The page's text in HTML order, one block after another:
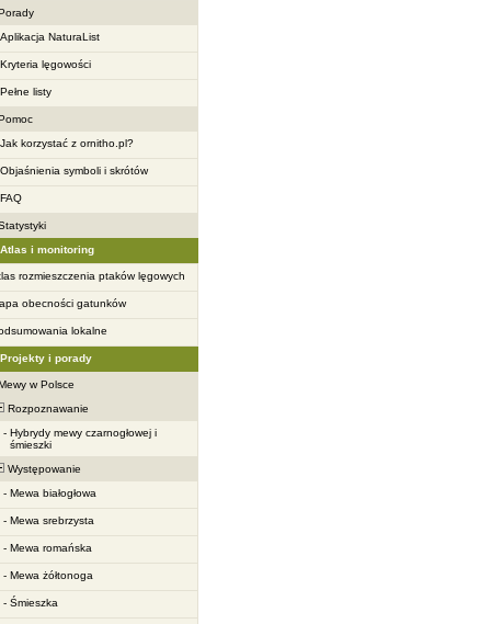
Aplikacja NaturaList
Kryteria lęgowości
Pełne listy
Jak korzystać z ornitho.pl?
Objaśnienia symboli i skrótów
FAQ
Atlas i monitoring
rozmieszczenia ptaków lęgowych
obecności gatunków
lokalne
Projekty i porady
w Polsce
Rozpoznawanie
Hybrydy mewy czarnogłowej i
śmieszki
Występowanie
Mewa białogłowa
Mewa srebrzysta
Mewa romańska
Mewa żółtonoga
Śmieszka